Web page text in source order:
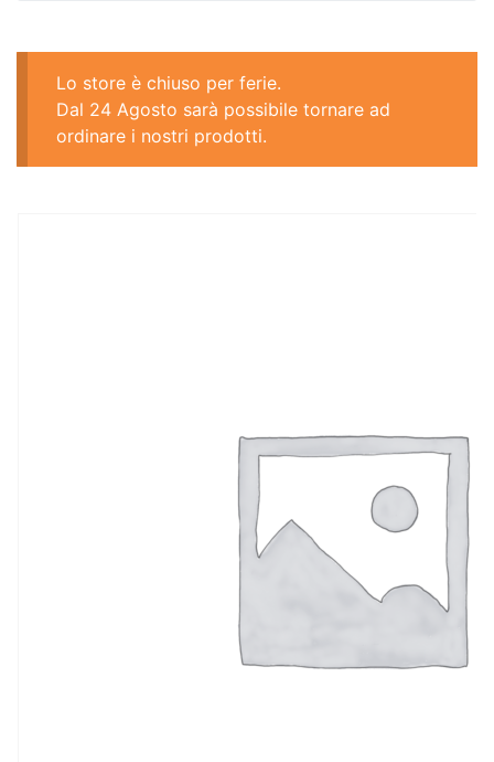
Lo store è chiuso per ferie.
Dal 24 Agosto sarà possibile tornare ad
ordinare i nostri prodotti.